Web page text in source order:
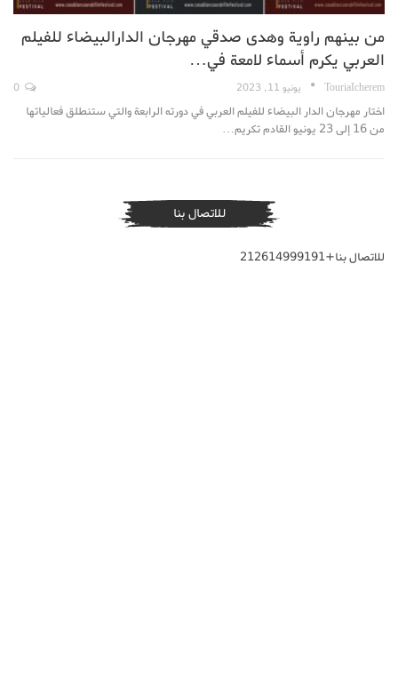
من بينهم راوية وهدى صدقي مهرجان الدارالبيضاء للفيلم
العربي يكرم أسماء لامعة في…
TouriaIcherem يونيو 11, 2023
اختار مهرجان الدار البيضاء للفيلم العربي في دورته الرابعة والتي ستنطلق فعالياتها
من 16 إلى 23 يونيو القادم تكريم…
للاتصال بنا
للاتصال بنا+212614999191